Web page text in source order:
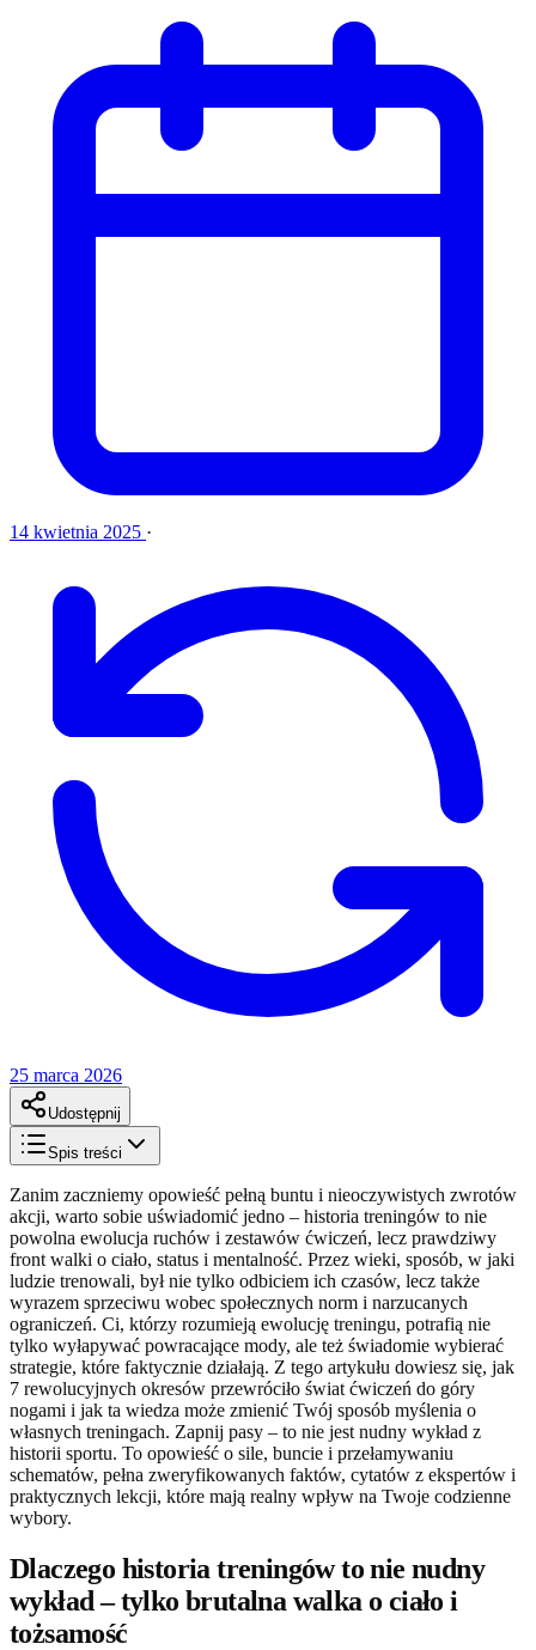
14 kwietnia 2025 ·
25 marca 2026
Udostępnij
Spis treści
Zanim zaczniemy opowieść pełną buntu i nieoczywistych zwrotów
akcji, warto sobie uświadomić jedno – historia treningów to nie
powolna ewolucja ruchów i zestawów ćwiczeń, lecz prawdziwy
front walki o ciało, status i mentalność. Przez wieki, sposób, w jaki
ludzie trenowali, był nie tylko odbiciem ich czasów, lecz także
wyrazem sprzeciwu wobec społecznych norm i narzucanych
ograniczeń. Ci, którzy rozumieją ewolucję treningu, potrafią nie
tylko wyłapywać powracające mody, ale też świadomie wybierać
strategie, które faktycznie działają. Z tego artykułu dowiesz się, jak
7 rewolucyjnych okresów przewróciło świat ćwiczeń do góry
nogami i jak ta wiedza może zmienić Twój sposób myślenia o
własnych treningach. Zapnij pasy – to nie jest nudny wykład z
historii sportu. To opowieść o sile, buncie i przełamywaniu
schematów, pełna zweryfikowanych faktów, cytatów z ekspertów i
praktycznych lekcji, które mają realny wpływ na Twoje codzienne
wybory.
Dlaczego historia treningów to nie nudny
wykład – tylko brutalna walka o ciało i
tożsamość